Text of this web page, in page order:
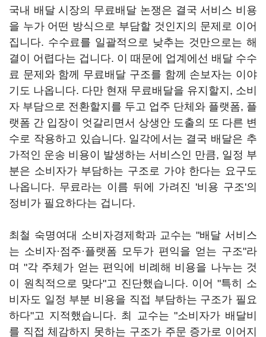
국내 배달 시장의 무료배달 논쟁은 결국 서비스 비용
을 누가 어떤 방식으로 부담할 것인지의 문제로 이어
집니다. 수수료를 일괄적으로 낮추는 것만으로는 해
결이 어렵다는 겁니다. 이 때문에 업계에선 배달 수수
료 문제와 함께 무료배달 구조를 함께 손보자는 이야
기도 나옵니다. 다만 현재 무료배달을 유지할지, 소비
자 부담으로 전환할지를 두고 업주 단체와 플랫폼, 플
랫폼 간 입장이 엇갈리면서 상생안 도출의 또 다른 변
수로 작용하고 있습니다. 일각에서는 결국 배달은 추
가적인 운송 비용이 발생하는 서비스인 만큼, 일정 부
분은 소비자가 부담하는 구조로 가야 한다는 요구도
나옵니다. 무료라는 이름 뒤에 가려진 '비용 구조'의
정비가 필요하다는 겁니다.
최철 숙명여대 소비자경제학과 교수는 "배달 서비스
는 소비자·점주·플랫폼 모두가 편익을 얻는 구조"라
며 "각 주체가 얻는 편익에 비례해 비용을 나누는 것
이 원칙적으로 맞다"고 진단했습니다. 이어 "특히 소
비자도 일정 부분 비용을 직접 부담하는 구조가 필요
하다"고 지적했습니다. 최 교수는 "소비자가 배달비
를 직접 체감하지 못하는 구조가 주문 증가로 이어지